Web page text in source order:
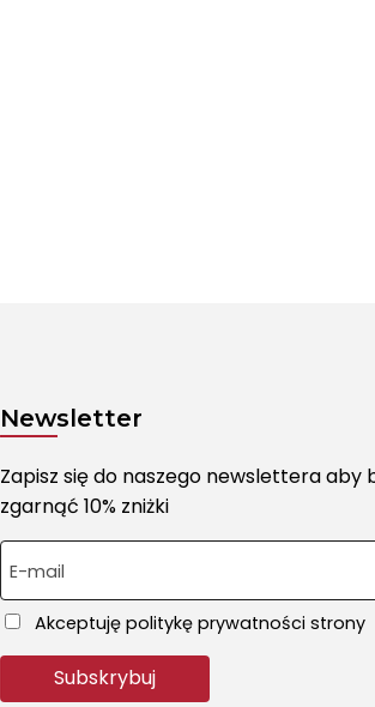
Newsletter
Zapisz się do naszego newslettera aby
zgarnąć 10% zniżki
E-mail
Akceptuję politykę prywatności strony